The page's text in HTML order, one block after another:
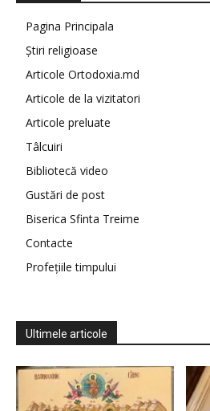
Pagina Principala
Știri religioase
Articole Ortodoxia.md
Articole de la vizitatori
Articole preluate
Tâlcuiri
Bibliotecă video
Gustări de post
Biserica Sfinta Treime
Contacte
Profețiile timpului
Ultimele articole